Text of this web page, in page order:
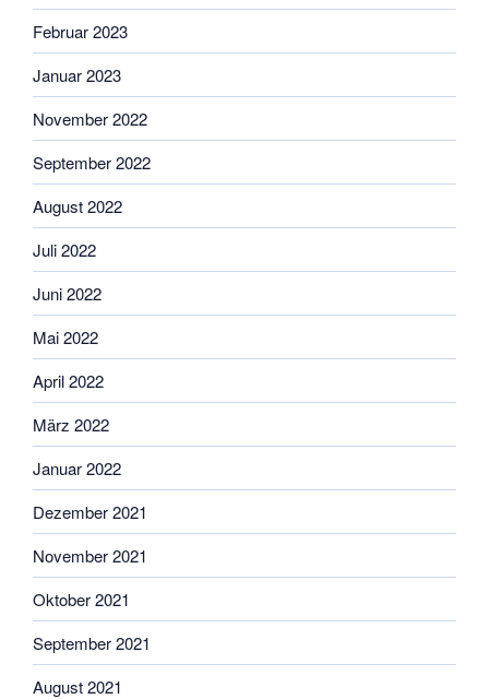
Februar 2023
Januar 2023
November 2022
September 2022
August 2022
Juli 2022
Juni 2022
Mai 2022
April 2022
März 2022
Januar 2022
Dezember 2021
November 2021
Oktober 2021
September 2021
August 2021